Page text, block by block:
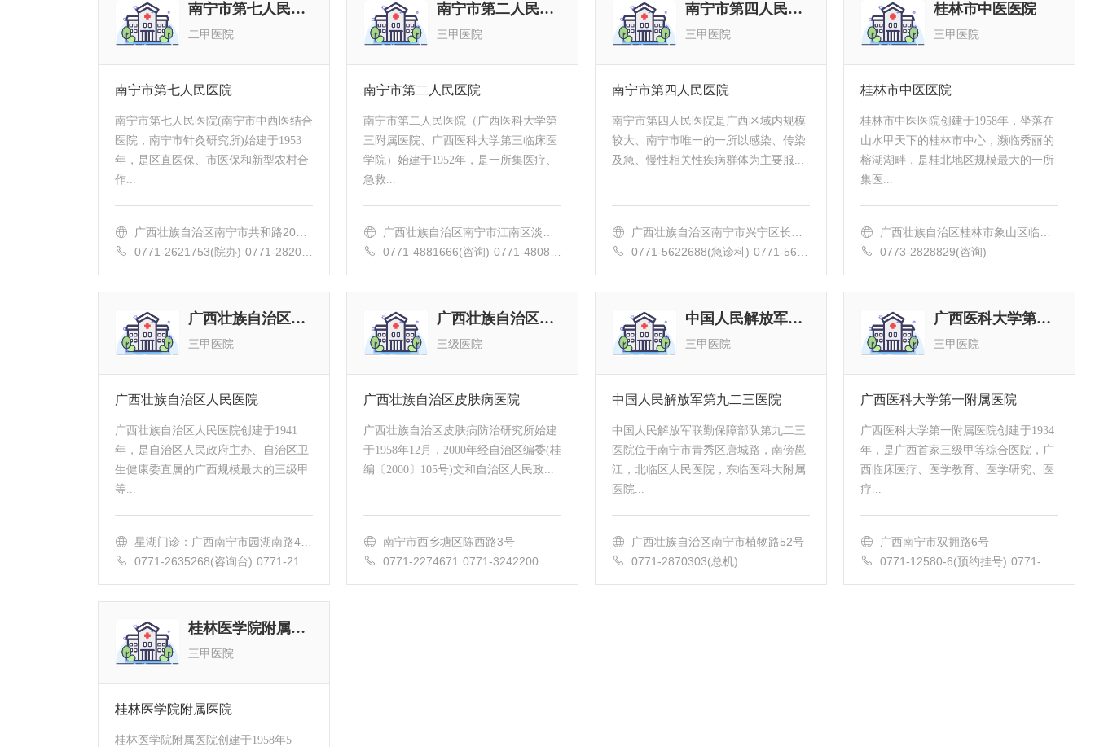
南宁市第七人民医院
二甲医院
南宁市第七人民医院
南宁市第七人民医院(南宁市中西医结合
医院，南宁市针灸研究所)始建于1953
年，是区直医保、市医保和新型农村合
作...
广西壮族自治区南宁市共和路209
号
0771-2621753(院办) 0771-28201
南宁市第二人民医院
三甲医院
南宁市第二人民医院
南宁市第二人民医院（广西医科大学第
三附属医院、广西医科大学第三临床医
学院）始建于1952年，是一所集医疗、
急救...
广西壮族自治区南宁市江南区淡村
路13号
0771-4881666(咨询) 0771-48080
南宁市第四人民医院
三甲医院
南宁市第四人民医院
南宁市第四人民医院是广西区域内规模
较大、南宁市唯一的一所以感染、传染
及急、慢性相关性疾病群体为主要服...
广西壮族自治区南宁市兴宁区长堽
路二里1号
0771-5622688(急诊科) 0771-5624
桂林市中医医院
三甲医院
桂林市中医医院
桂林市中医医院创建于1958年，坐落在
山水甲天下的桂林市中心，濒临秀丽的
榕湖湖畔，是桂北地区规模最大的一所
集医...
广西壮族自治区桂林市象山区临桂
路2号
0773-2828829(咨询)
广西壮族自治区人民医院
三甲医院
广西壮族自治区人民医院
广西壮族自治区人民医院创建于1941
年，是自治区人民政府主办、自治区卫
生健康委直属的广西规模最大的三级甲
等...
星湖门诊：广西南宁市园湖南路4号
邕武院区：广西省南宁市新城区邕
武
0771-2635268(咨询台) 0771-2186
广西壮族自治区皮肤病医院
三级医院
广西壮族自治区皮肤病医院
广西壮族自治区皮肤病防治研究所始建
于1958年12月，2000年经自治区编委(桂
编〔2000〕105号)文和自治区人民政...
南宁市西乡塘区陈西路3号
0771-2274671 0771-3242200
中国人民解放军第九二三医院
三甲医院
中国人民解放军第九二三医院
中国人民解放军联勤保障部队第九二三
医院位于南宁市青秀区唐城路，南傍邕
江，北临区人民医院，东临医科大附属
医院...
广西壮族自治区南宁市植物路52号
0771-2870303(总机)
广西医科大学第一附属医院
三甲医院
广西医科大学第一附属医院
广西医科大学第一附属医院创建于1934
年，是广西首家三级甲等综合医院，广
西临床医疗、医学教育、医学研究、医
疗...
广西南宁市双拥路6号
0771-12580-6(预约挂号) 0771-53
桂林医学院附属医院
三甲医院
桂林医学院附属医院
桂林医学院附属医院创建于1958年5